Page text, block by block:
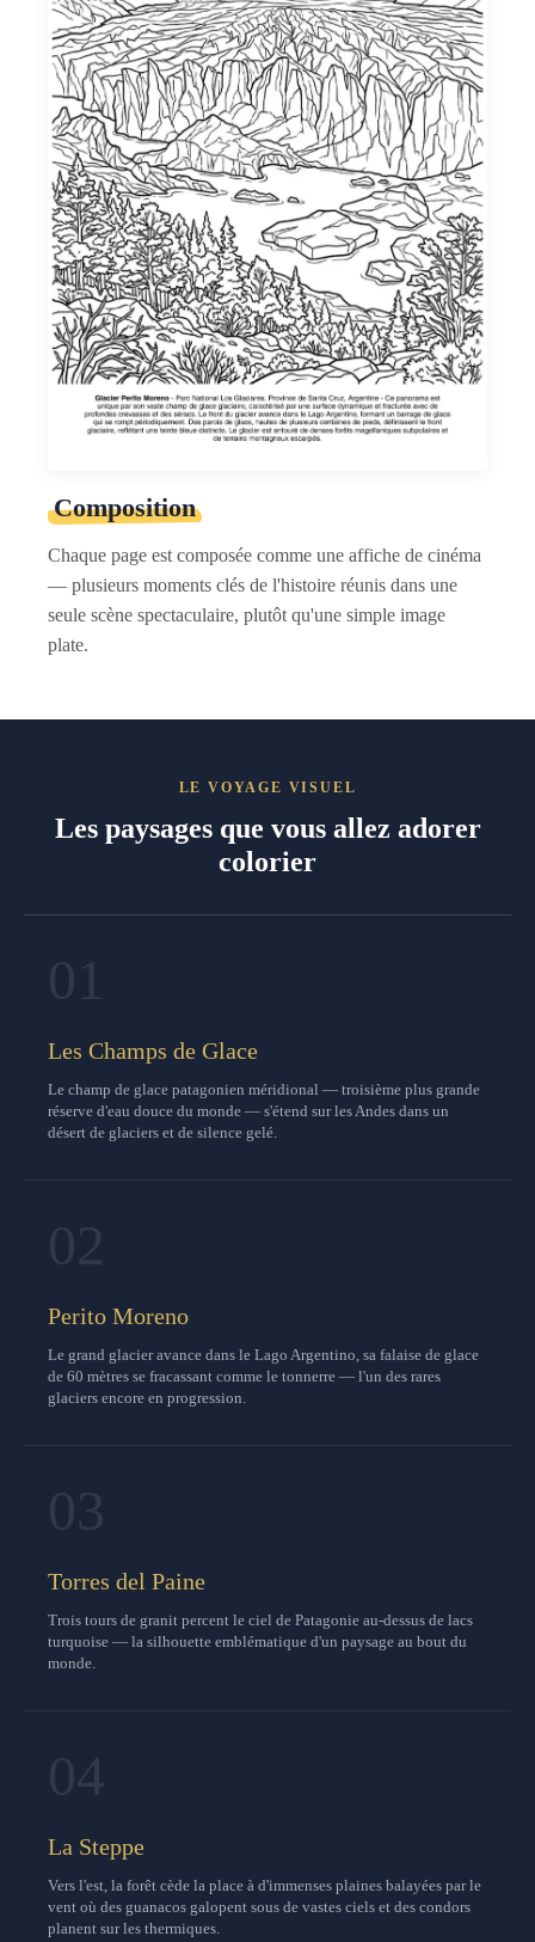
Composition
Chaque page est composée comme une affiche de cinéma
— plusieurs moments clés de l'histoire réunis dans une
seule scène spectaculaire, plutôt qu'une simple image
plate.
LE VOYAGE VISUEL
Les paysages que vous allez adorer
colorier
Les Champs de Glace
Le champ de glace patagonien méridional — troisième plus grande
réserve d'eau douce du monde — s'étend sur les Andes dans un
désert de glaciers et de silence gelé.
Perito Moreno
Le grand glacier avance dans le Lago Argentino, sa falaise de glace
de 60 mètres se fracassant comme le tonnerre — l'un des rares
glaciers encore en progression.
Torres del Paine
Trois tours de granit percent le ciel de Patagonie au-dessus de lacs
turquoise — la silhouette emblématique d'un paysage au bout du
monde.
La Steppe
Vers l'est, la forêt cède la place à d'immenses plaines balayées par le
vent où des guanacos galopent sous de vastes ciels et des condors
planent sur les thermiques.